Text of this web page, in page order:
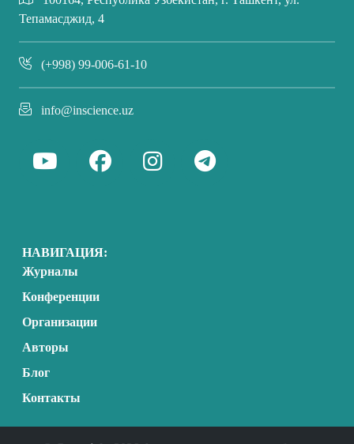
Тепамасджид, 4
(+998) 99-006-61-10
info@inscience.uz
НАВИГАЦИЯ:
Журналы
Конференции
Организации
Авторы
Блог
Контакты